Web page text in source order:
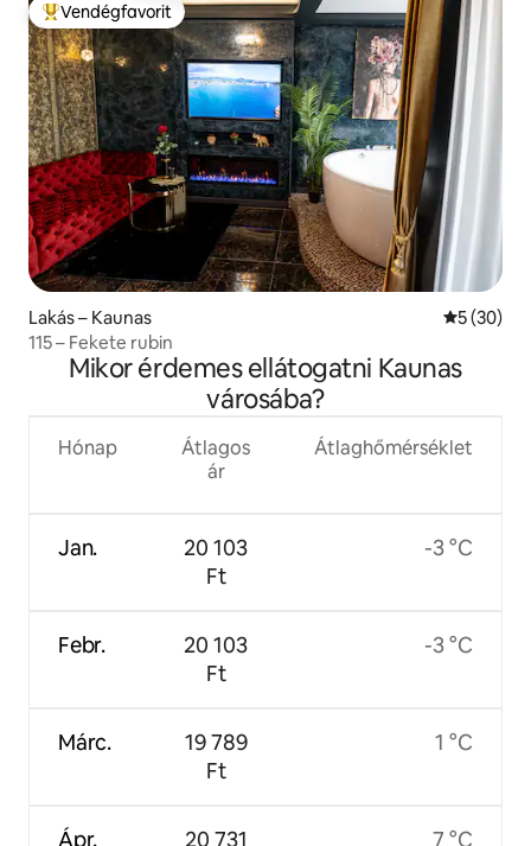
Kiemelt vendégfavorit
Vendégfavorit
Lakás – Kaunas Átlagos
5 (30)
115 – Fekete rubin
Mikor érdemes ellátogatni Kaunas
városába?
Hónap
Jan.
Febr.
Márc.
Ápr.
Átlagos
ár
20 103
Ft
20 103
Ft
19 789
Ft
20 731
Átlaghőmérséklet
-3 °C
-3 °C
1 °C
7 °C